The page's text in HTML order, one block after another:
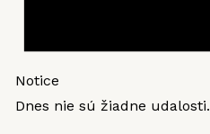
Notice
Dnes nie sú žiadne udalosti.